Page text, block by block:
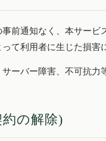
前通知なく、本サー
て利用者に生じた損害
ーバー障害、不可抗力
の解除)